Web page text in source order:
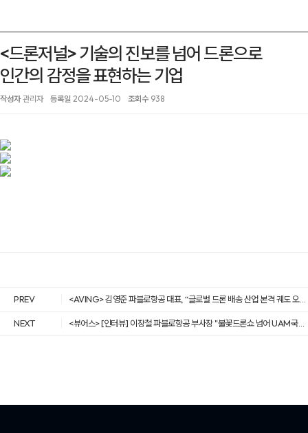
<드론저널> 기술의 진보를 넘어 드론으로
인간의 감정을 표현하는 기업
작성자 관리자 등록일 2024-05-10 조회수 938
PREV <AVING> 김영준 파블로항공 대표, “글로벌 드론 배송 산업 본격 궤도 오르면 高 성장세 의심의 여지 없어... 파블로 항공! 드론 배송 서비스 아시아 랭킹 1위로
NEXT <뷰어스> [인터뷰] 이장철 파블로항공 부사장 "불꽃드론쇼 넘어 UAM·국방까지"